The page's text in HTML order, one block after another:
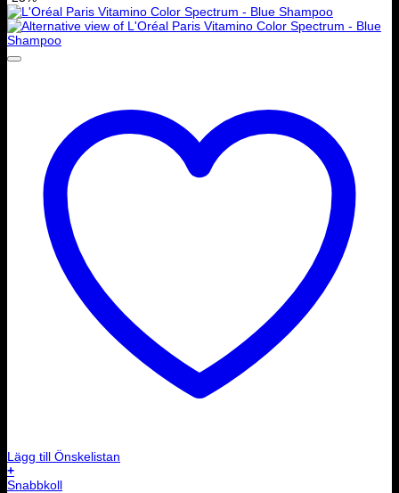
priset
var:
priset
är:
Lägg till Önskelistan
+
Snabbkoll